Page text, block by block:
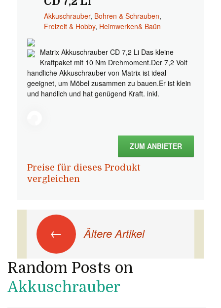
Akkuschrauber, Bohren & Schrauben,
Freizeit & Hobby, Heimwerken& Baün
Matrix Akkuschrauber CD 7,2 Li Das kleine
Kraftpaket mit 10 Nm Drehmoment.Der 7,2 Volt
handliche Akkuschrauber von Matrix ist ideal
geeignet, um Möbel zusammen zu bauen.Er ist klein
und handlich und hat genügend Kraft. inkl.
ZUM ANBIETER
Preise für dieses Produkt
vergleichen
Beitrags-Navigation
← Ältere Artikel
Random Posts on
Akkuschrauber